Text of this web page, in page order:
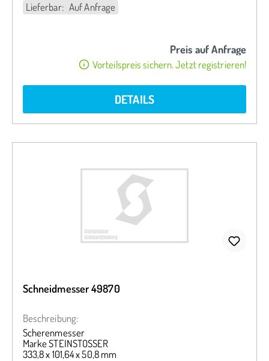
Lieferbar: Auf Anfrage
Preis auf Anfrage
Vorteilspreis sichern. Jetzt registrieren!
DETAILS
Schneidmesser 49870
Beschreibung:
Scherenmesser
Marke STEINSTOSSER
333,8 x 101,64 x 50,8 mm